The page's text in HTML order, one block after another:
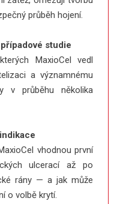
průběh hojení.
studie
MaxioCel vedl
a významnému
v průběhu několika
vhodnou první
ulcerací až po
rány — a jak může
o volbě krytí.